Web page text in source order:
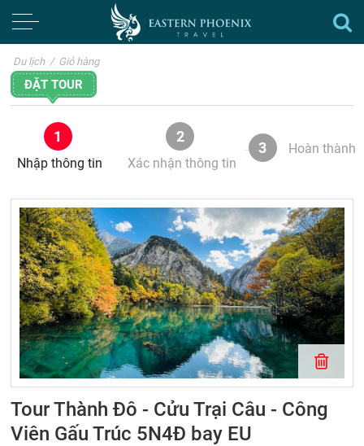
Du lịch / Giỏ hàng
ĐẶT TOUR
1
Nhập thông tin
2
Xác nhận thông tin
3 Hoàn thành
Tour Thành Đô - Cửu Trại Câu - Công
Viên Gấu Trúc 5N4Đ bay EU